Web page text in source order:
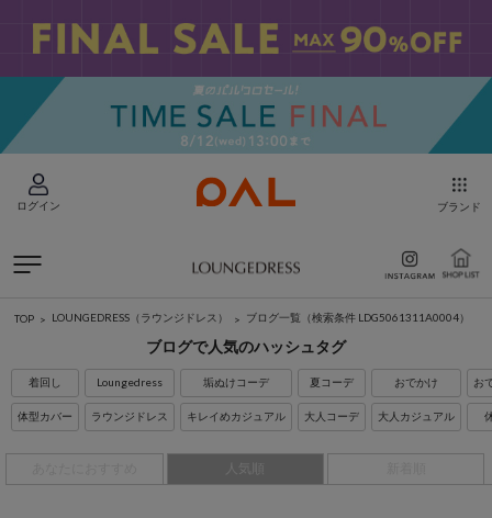
ログイン ブランド
TOP LOUNGEDRESS（ラウンジドレス） ブログ一覧 （検索条件 LDG5061311A0004）
ブログで人気のハッシュタグ
着回し
体型カバー
Loungedress
ラウンジドレス
垢ぬけコーデ
キレイめカジュアル
夏コーデ
大人コーデ
おでかけ
大人カジュアル
お
人気順